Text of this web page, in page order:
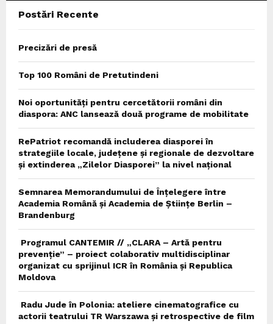
Postări Recente
Precizări de presă
Top 100 Români de Pretutindeni
Noi oportunități pentru cercetătorii români din
diaspora: ANC lansează două programe de mobilitate
RePatriot recomandă includerea diasporei în
strategiile locale, județene și regionale de dezvoltare
și extinderea „Zilelor Diasporei” la nivel național
Semnarea Memorandumului de Înțelegere între
Academia Română și Academia de Științe Berlin –
Brandenburg
Programul CANTEMIR // „CLARA – Artă pentru
prevenție” – proiect colaborativ multidisciplinar
organizat cu sprijinul ICR în România și Republica
Moldova
Radu Jude în Polonia: ateliere cinematografice cu
actorii teatrului TR Warszawa și retrospective de film